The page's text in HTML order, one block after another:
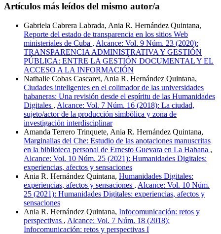
Artículos más leídos del mismo autor/a
Gabriela Cabrera Labrada, Ania R. Hernández Quintana,
Reporte del estado de transparencia en los sitios Web
ministeriales de Cuba , Alcance: Vol. 9 Núm. 23 (2020):
TRANSPARENCIA ADMINISTRATIVA Y GESTIÓN
PÚBLICA: ENTRE LA GESTIÓN DOCUMENTAL Y EL
ACCESO A LA INFORMACIÓN
Nathalie Cobas Cascaret, Ania R. Hernández Quintana,
Ciudades inteligentes en el colimador de las universidades
habaneras: Una revisión desde el espíritu de las Humanidades
Digitales , Alcance: Vol. 7 Núm. 16 (2018): La ciudad,
sujeto/actor de la producción simbólica y zona de
investigación interdisciplinar
Amanda Terrero Trinquete, Ania R. Hernández Quintana,
Marginalias del Che: Estudio de las anotaciones manuscritas
en la biblioteca personal de Ernesto Guevara en La Habana ,
Alcance: Vol. 10 Núm. 25 (2021): Humanidades Digitales:
experiencias, afectos y sensaciones
Ania R. Hernández Quintana, Humanidades Digitales:
experiencias, afectos y sensaciones , Alcance: Vol. 10 Núm.
25 (2021): Humanidades Digitales: experiencias, afectos y
sensaciones
Ania R. Hernández Quintana, Infocomunicación: retos y
perspectivas , Alcance: Vol. 7 Núm. 18 (2018):
Infocomunicación: retos y perspectivas I